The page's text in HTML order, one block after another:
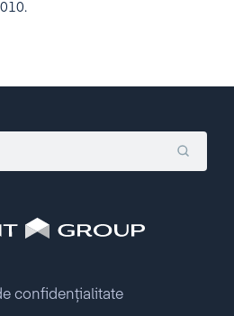
confidențialitate